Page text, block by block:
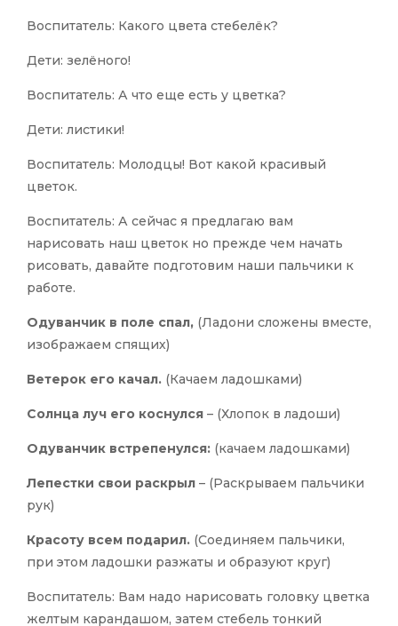
Воспитатель: Какого цвета стебелёк?
Дети: зелёного!
Воспитатель: А что еще есть у цветка?
Дети: листики!
Воспитатель: Молодцы! Вот какой красивый
цветок.
Воспитатель: А сейчас я предлагаю вам
нарисовать наш цветок но прежде чем начать
рисовать, давайте подготовим наши пальчики к
работе.
Одуванчик в поле спал, (Ладони сложены вместе,
изображаем спящих)
Ветерок его качал. (Качаем ладошками)
Солнца луч его коснулся – (Хлопок в ладоши)
Одуванчик встрепенулся: (качаем ладошками)
Лепестки свои раскрыл – (Раскрываем пальчики
рук)
Красоту всем подарил. (Соединяем пальчики,
при этом ладошки разжаты и образуют круг)
Воспитатель: Вам надо нарисовать головку цветка
желтым карандашом, затем стебель тонкий